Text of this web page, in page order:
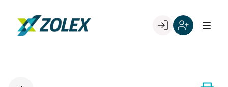
content
Go to landing page.